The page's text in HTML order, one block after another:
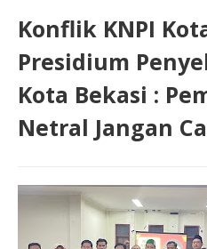
Konflik KNPI
Presidium
Kota Bekasi :
Netral Jangan